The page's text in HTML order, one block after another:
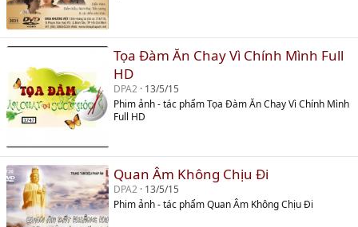
Tọa Đàm Ăn Chay Vì Chính Mình Full
HD
DPA2 13/5/15
Phim ảnh - tác phẩm Tọa Đàm Ăn Chay Vì Chính Mình
Full HD
Quan Âm Không Chịu Đi
DPA2 13/5/15
Phim ảnh - tác phẩm Quan Âm Không Chịu Đi